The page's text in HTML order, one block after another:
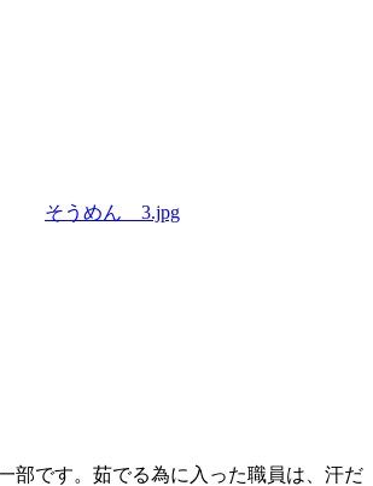
部です。茹でる為に入った職員は、汗だ